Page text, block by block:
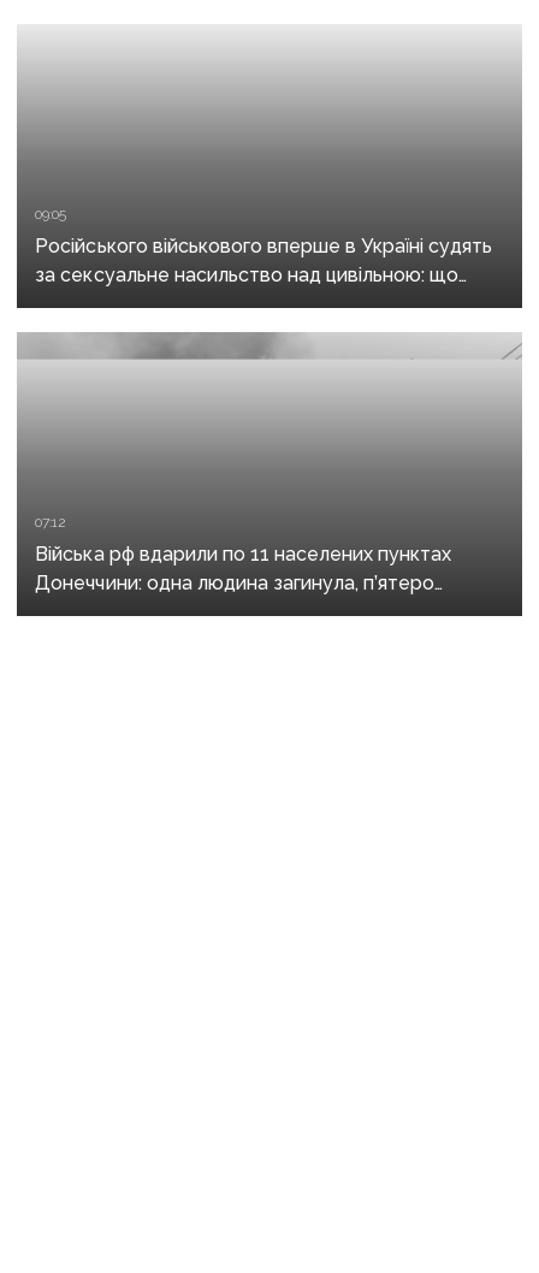
09:05
Російського військового вперше в Україні судять
за сексуальне насильство над цивільною: що
відомо про справу
07:12
Війська рф вдарили по 11 населених пунктах
Донеччини: одна людина загинула, п’ятеро
поранені